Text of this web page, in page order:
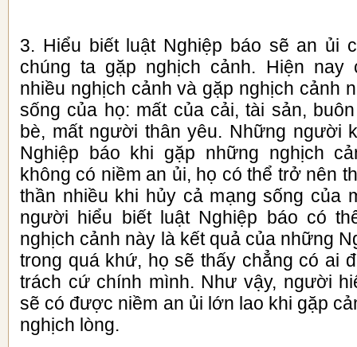
3. Hiểu biết luật Nghiệp báo sẽ an ủi
chúng ta gặp nghịch cảnh. Hiện nay
nhiều nghịch cảnh và gặp nghịch cảnh
sống của họ: mất của cải, tài sản,
bè, mất người thân yêu. Những người
Nghiệp báo khi gặp những nghịch
không có niềm an ủi, họ có thể trở nên
thần nhiều khi hủy cả mạng sống của
người hiểu biết luật Nghiệp báo có
nghịch cảnh này là kết quả của những
trong quá khứ, họ sẽ thấy chẳng có ai
trách cứ chính mình. Như vậy, người
sẽ có được niềm an ủi lớn lao khi gặp
nghịch lòng.